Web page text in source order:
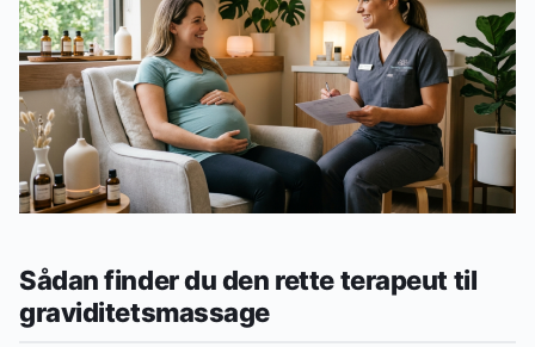
Sådan finder du den rette terapeut til
graviditetsmassage